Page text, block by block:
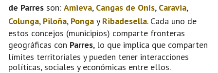
de Parres son: Amieva, Cangas de Onís, Caravia,
Colunga, Piloña, Ponga y Ribadesella. Cada uno de
estos concejos (municipios) comparte fronteras
geográficas con Parres, lo que implica que comparten
límites territoriales y pueden tener interacciones
políticas, sociales y económicas entre ellos.